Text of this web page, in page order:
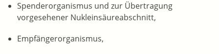
Spenderorganismus und zur Übertragung
vorgesehener Nukleinsäureabschnitt,
Empfängerorganismus,